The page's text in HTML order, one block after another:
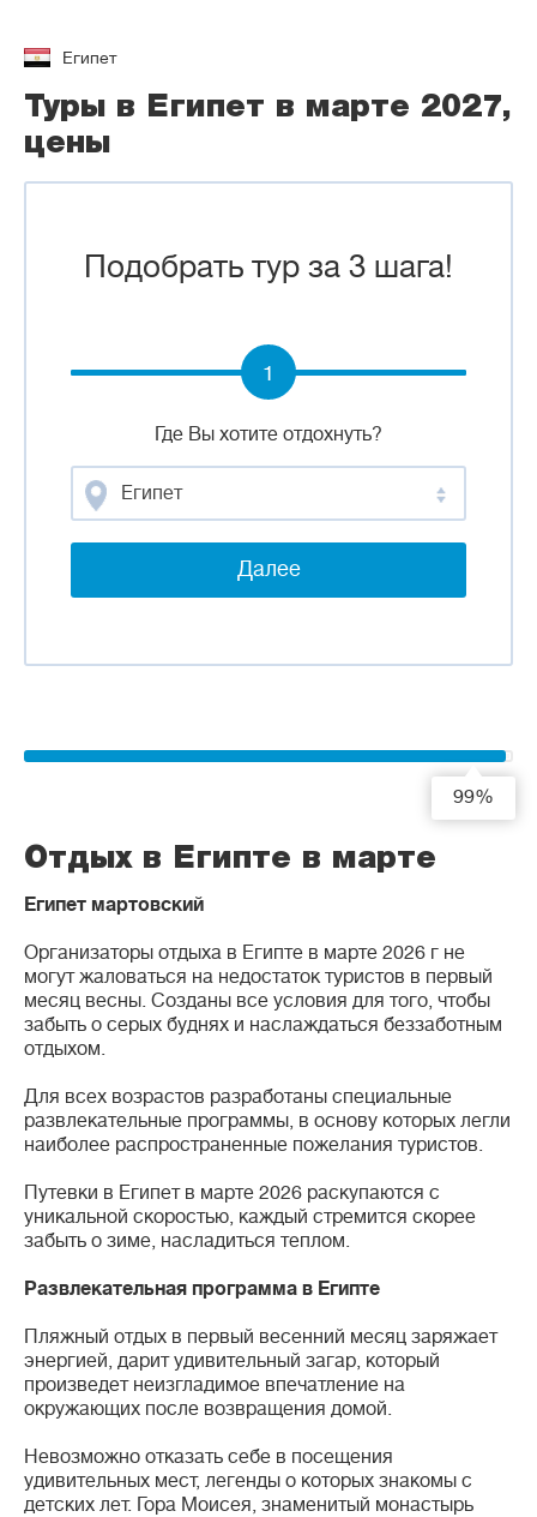
Египет
Туры в Египет в марте 2027,
цены
Подобрать тур за 3 шага!
Где Вы хотите отдохнуть?
Египет
Далее
1
99%
Отдых в Египте в марте
Египет мартовский
Организаторы отдыха в Египте в марте 2026 г не
могут жаловаться на недостаток туристов в первый
месяц весны. Созданы все условия для того, чтобы
забыть о серых буднях и наслаждаться беззаботным
отдыхом.
Для всех возрастов разработаны специальные
развлекательные программы, в основу которых легли
наиболее распространенные пожелания туристов.
Путевки в Египет в марте 2026 раскупаются с
уникальной скоростью, каждый стремится скорее
забыть о зиме, насладиться теплом.
Развлекательная программа в Египте
Пляжный отдых в первый весенний месяц заряжает
энергией, дарит удивительный загар, который
произведет неизгладимое впечатление на
окружающих после возвращения домой.
Невозможно отказать себе в посещения
удивительных мест, легенды о которых знакомы с
детских лет. Гора Моисея, знаменитый монастырь